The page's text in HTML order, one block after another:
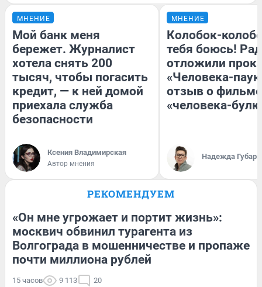
МНЕНИЕ
Мой банк меня
бережет. Журналист
хотела снять 200
тысяч, чтобы погасить
кредит, — к ней домой
приехала служба
безопасности
Ксения Владимирская
Автор мнения
МНЕНИЕ
Колобок-
тебя боюсь!
отложили
«Человека-
отзыв о
«человека-
Надежда Губарь
РЕКОМЕНДУЕМ
«Он мне угрожает и портит жизнь»:
москвич обвинил турагента из
Волгограда в мошенничестве и пропаже
почти миллиона рублей
15 часов 9 113 20